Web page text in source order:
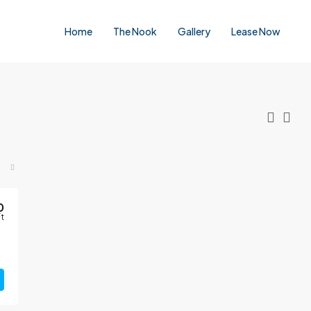
Home The Nook Gallery Lease Now